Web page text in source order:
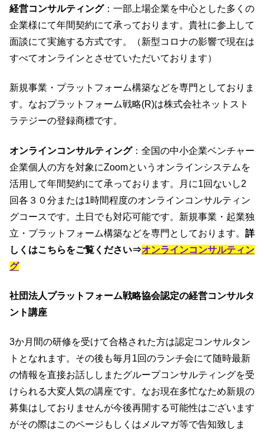
経営コンサルティング：一部上場企業を中心とした多くの
企業様にて年間契約にて承っております。貴社に参上して
面談にて実施する方式です。（新型コロナの影響で現在は
すべてオンラインとさせていただいております）
新規事業・プラットフォーム構築などを専門としておりま
す。なおプラットフォーム戦略(R)は株式会社ネットスト
ラテジーの登録商標です。
オンラインコンサルティング：全国の中小企業ベンチャー
企業個人の方を対象にZoomというオンラインシステムを
活用して年間契約にて承っております。月に1回ないし2
回各３０分または1時間程度のオンラインコンサルティン
グコースです。土日でも対応可能です。新規事業・起業独
立・プラットフォーム構築などを専門としております。 詳
しくはこちらをご覧ください⇒オンラインコンサルティン
グ
社団法人プラットフォーム戦略協会認定の経営コンサルタ
ント講座
3か月間の研修を受けて合格された方は認定コンサルタン
トとなれます。その後も毎月1回のランチ会にて随時最新
の情報を直接お話ししまたグループコンサルティングを受
けられる大変人気の講座です。なお現在多忙なため新規の
募集はしておりませんが今後再開する可能性はございます
がその際はこのページもしくはメルマガ等で告知致しま